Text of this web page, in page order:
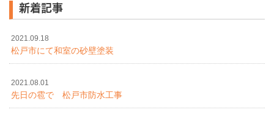
新着記事
2021.09.18
松戸市にて和室の砂壁塗装
2021.08.01
先日の雹で 松戸市防水工事